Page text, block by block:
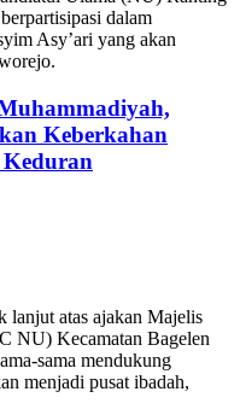
dalam
Asy’ari yang akan
Keberkahan
Keduran
lanjut atas ajakan Majelis
NU) Kecamatan Bagelen
sama mendukung
menjadi pusat ibadah,